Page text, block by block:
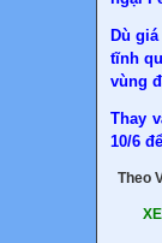
Dù
tĩnh
vùng
Thay
10/6
Theo